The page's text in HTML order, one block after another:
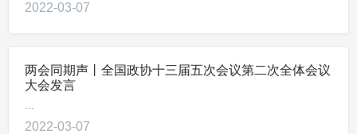
2022-03-07
两会同期声丨全国政协十三届五次会议第二次全体会议
大会发言
2022-03-07